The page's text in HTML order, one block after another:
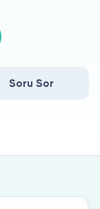
Soru Sor